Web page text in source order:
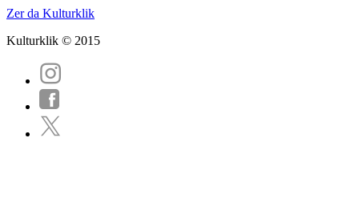
Zer da Kulturklik
Kulturklik © 2015